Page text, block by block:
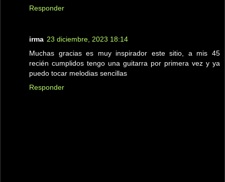
Responder
irma 23 diciembre, 2023 18:14
Muchas gracias es muy inspirador este sitio, a mis 45
recién cumplidos tengo una guitarra por primera vez y ya
puedo tocar melodias sencillas
Responder